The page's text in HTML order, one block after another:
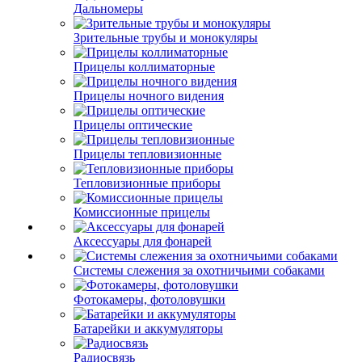
Дальномеры
Зрительные трубы и монокуляры
Прицелы коллиматорные
Прицелы ночного видения
Прицелы оптические
Прицелы тепловизионные
Тепловизионные приборы
Комиссионные прицелы
Аксессуары для фонарей
Системы слежения за охотничьими собаками
Фотокамеры, фотоловушки
Батарейки и аккумуляторы
Радиосвязь